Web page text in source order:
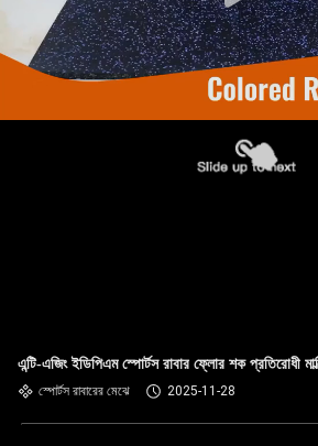
এন্টি-এজিং ইডিপিএম স্পোর্টস রাবার ফ্লোর শক প্রতিরোধী
স্পোর্টস রাবারের মেঝে 2025-11-28